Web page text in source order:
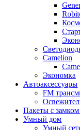
Camelion
Экономка
Автоаксессуары
FM
Пакеты с
Умный дом
Умный